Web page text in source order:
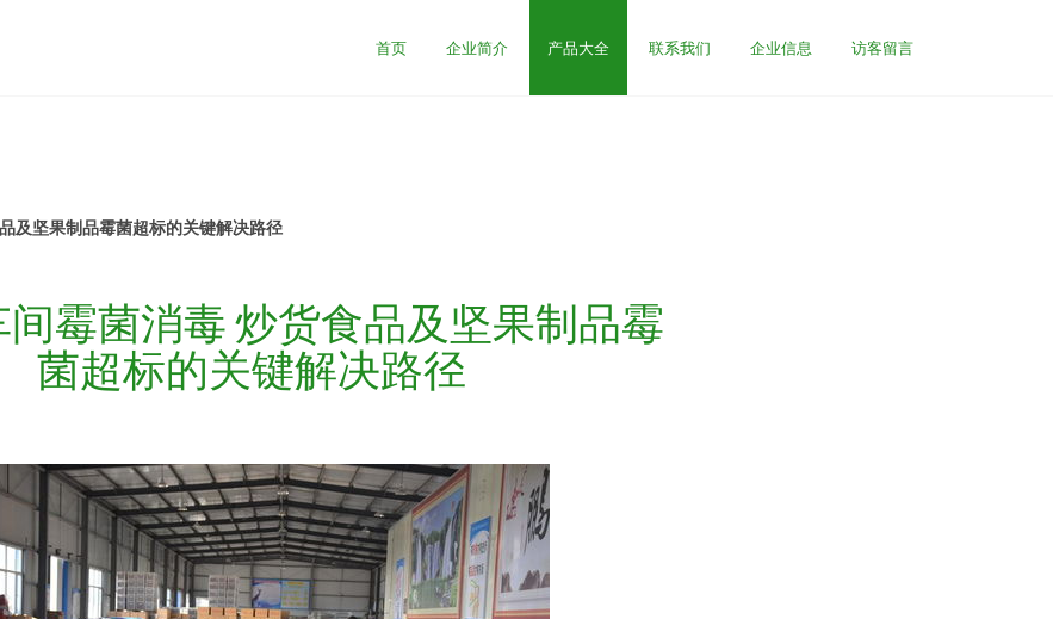
首页 企业简介 产品大全 联系我们 企业信息 访客留言
及坚果制品霉菌超标的关键解决路径
霉菌消毒 炒货食品及坚果制品霉
菌超标的关键解决路径